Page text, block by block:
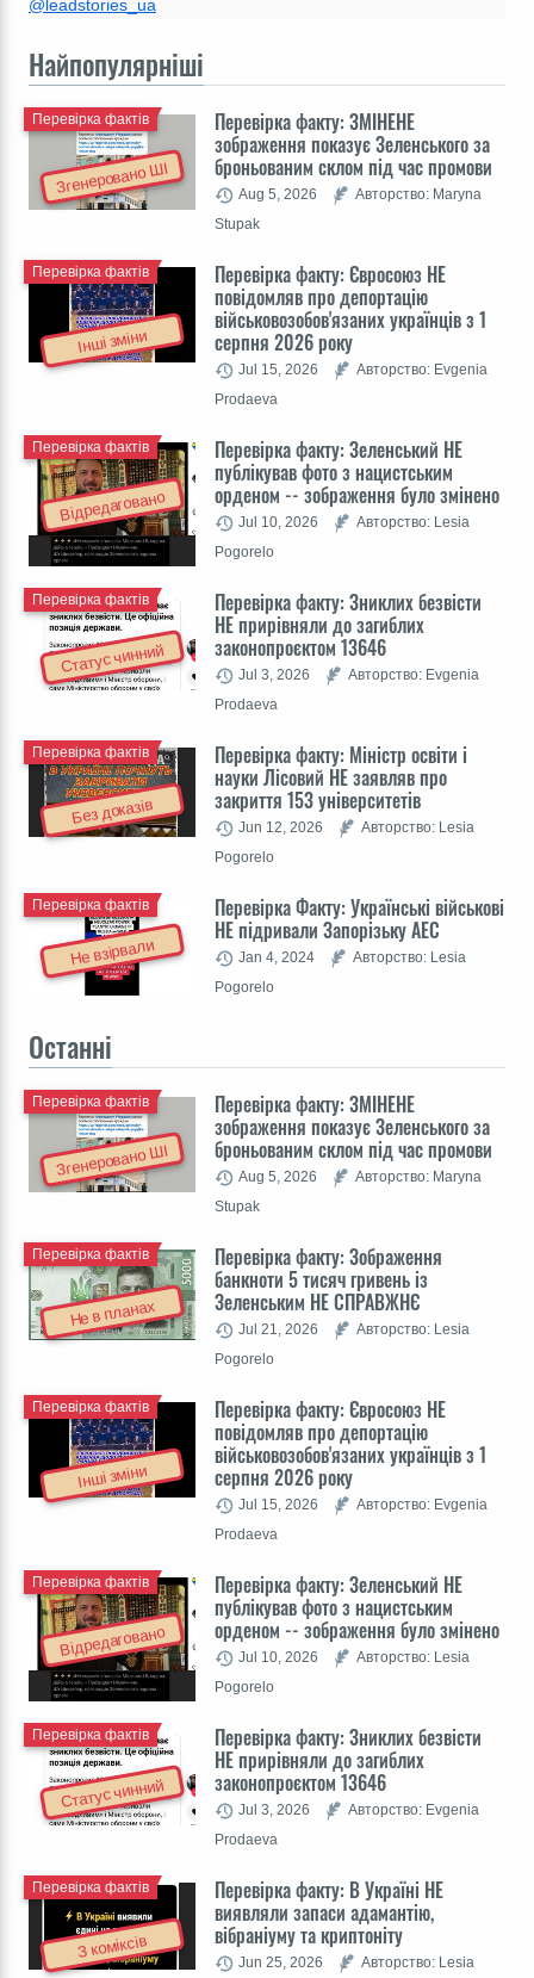
@leadstories_ua
Найпопулярніші
Згенеровано ШІ
Перевірка факту: ЗМІНЕНЕ
зображення показує Зеленського за
броньованим склом під час промови
Перевірка фактів
Aug 5, 2026
Авторство: Maryna
Stupak
Інші зміни
Перевірка факту: Євросоюз НЕ
повідомляв про депортацію
військовозобов'язаних українців з 1
серпня 2026 року
Перевірка фактів
Jul 15, 2026
Авторство: Evgenia
Prodaeva
Відредаговано
Перевірка факту: Зеленський НЕ
публікував фото з нацистським
орденом -- зображення було змінено
Перевірка фактів
Jul 10, 2026
Авторство: Lesia
Pogorelo
Статус чинний
Перевірка факту: Зниклих безвісти
НЕ прирівняли до загиблих
законопроєктом 13646
Перевірка фактів
Jul 3, 2026
Авторство: Evgenia
Prodaeva
Без доказів
Перевірка факту: Міністр освіти і
науки Лісовий НЕ заявляв про
закриття 153 університетів
Перевірка фактів
Jun 12, 2026
Авторство: Lesia
Pogorelo
Не взірвали
Перевірка Факту: Українські військові
НЕ підривали Запорізьку АЕС
Перевірка фактів
Jan 4, 2024
Авторство: Lesia
Pogorelo
Останні
Згенеровано ШІ
Перевірка факту: ЗМІНЕНЕ
зображення показує Зеленського за
броньованим склом під час промови
Перевірка фактів
Aug 5, 2026
Авторство: Maryna
Stupak
Не в планах
Перевірка факту: Зображення
банкноти 5 тисяч гривень із
Зеленським НЕ СПРАВЖНЄ
Перевірка фактів
Jul 21, 2026
Авторство: Lesia
Pogorelo
Інші зміни
Перевірка факту: Євросоюз НЕ
повідомляв про депортацію
військовозобов'язаних українців з 1
серпня 2026 року
Перевірка фактів
Jul 15, 2026
Авторство: Evgenia
Prodaeva
Відредаговано
Перевірка факту: Зеленський НЕ
публікував фото з нацистським
орденом -- зображення було змінено
Перевірка фактів
Jul 10, 2026
Авторство: Lesia
Pogorelo
Статус чинний
Перевірка факту: Зниклих безвісти
НЕ прирівняли до загиблих
законопроєктом 13646
Перевірка фактів
Jul 3, 2026
Авторство: Evgenia
Prodaeva
З коміксів
Перевірка факту: В Україні НЕ
виявляли запаси адамантію,
вібраніуму та криптоніту
Перевірка фактів
Jun 25, 2026
Авторство: Lesia